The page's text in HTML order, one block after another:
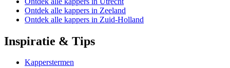
Ontdek alle kappers in Zeeland
Ontdek alle kappers in Zuid-Holland
Inspiratie & Tips
Kapperstermen